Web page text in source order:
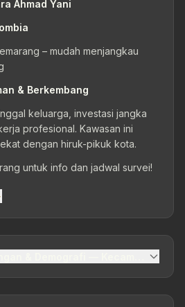
Ahmad Yani
– mudah menjangkau
& Berkembang
keluarga, investasi jangka
profesional. Kawasan ini
dengan hiruk-pikuk kota.
untuk info dan jadwal survei!
& Demografi — Kecamatan